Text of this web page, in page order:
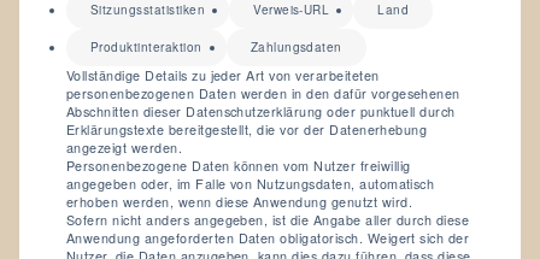
Sitzungsstatistiken Verweis-URL Land
Produktinteraktion Zahlungsdaten
Vollständige Details zu jeder Art von verarbeiteten
personenbezogenen Daten werden in den dafür vorgesehenen
Abschnitten dieser Datenschutzerklärung oder punktuell durch
Erklärungstexte bereitgestellt, die vor der Datenerhebung
angezeigt werden.
Personenbezogene Daten können vom Nutzer freiwillig
angegeben oder, im Falle von Nutzungsdaten, automatisch
erhoben werden, wenn diese Anwendung genutzt wird.
Sofern nicht anders angegeben, ist die Angabe aller durch diese
Anwendung angeforderten Daten obligatorisch. Weigert sich der